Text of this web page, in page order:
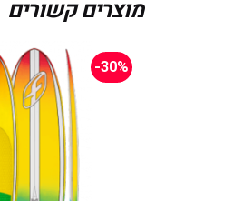
מוצרים קשורים
-30%